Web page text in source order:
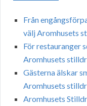
Från
välj Aromhusets
För restauranger
Aromhusets
Gästerna älskar
Aromhusets
Aromhusets